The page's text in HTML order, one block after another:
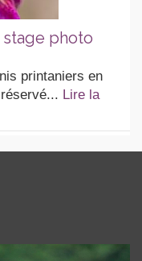
photo
printaniers en
Lire la